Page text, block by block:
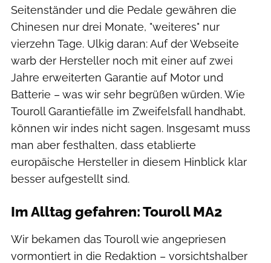
Seitenständer und die Pedale gewähren die
Chinesen nur drei Monate, "weiteres" nur
vierzehn Tage. Ulkig daran: Auf der Webseite
warb der Hersteller noch mit einer auf zwei
Jahre erweiterten Garantie auf Motor und
Batterie – was wir sehr begrüßen würden. Wie
Touroll Garantiefälle im Zweifelsfall handhabt,
können wir indes nicht sagen. Insgesamt muss
man aber festhalten, dass etablierte
europäische Hersteller in diesem Hinblick klar
besser aufgestellt sind.
Im Alltag gefahren: Touroll MA2
Wir bekamen das Touroll wie angepriesen
vormontiert in die Redaktion – vorsichtshalber